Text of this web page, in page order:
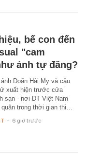
bế con đến
"cam
ảnh tự đăng?
ảnh Doãn Hải My và cậu
xuất hiện trước cửa
sạn - nơi ĐT Việt Nam
quân trong thời gian thi…
- 6 giờ trước